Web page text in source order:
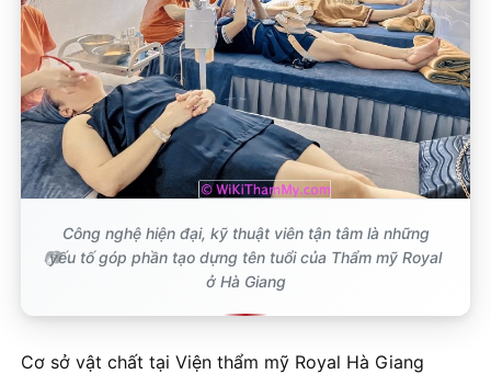
Công nghệ hiện đại, kỹ thuật viên tận tâm là những
yếu tố góp phần tạo dựng tên tuổi của Thẩm mỹ Royal
ở Hà Giang
Cơ sở vật chất tại Viện thẩm mỹ Royal Hà Giang